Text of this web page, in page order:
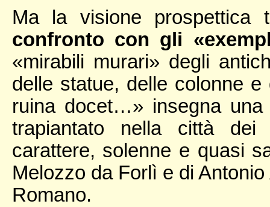
Ma la visione prospettica
confronto con gli
«mirabili murari» degli
delle statue, delle colonne
ruina docet…» insegna
trapiantato nella città
carattere, solenne e quasi
Melozzo da Forlì e di
Romano.